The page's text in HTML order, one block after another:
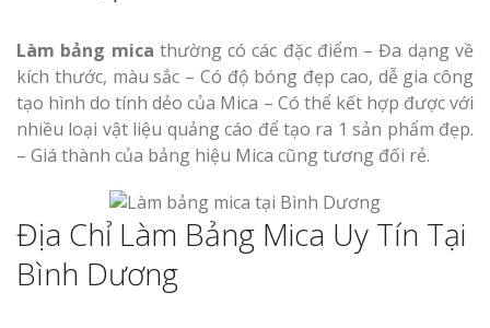
Làm bảng mica thường có các đặc điểm – Đa dạng về
kích thước, màu sắc – Có độ bóng đẹp cao, dễ gia công
tạo hình do tính dẻo của Mica – Có thể kết hợp được với
nhiều loại vật liệu quảng cáo để tạo ra 1 sản phẩm đẹp.
– Giá thành của bảng hiệu Mica cũng tương đối rẻ.
Địa Chỉ Làm Bảng Mica Uy Tín Tại
Bình Dương